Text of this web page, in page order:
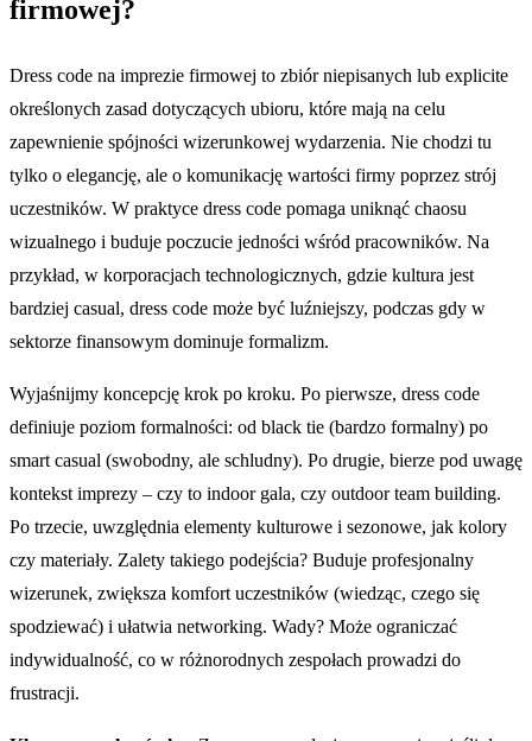
firmowej?
Dress code na imprezie firmowej to zbiór niepisanych lub explicite
określonych zasad dotyczących ubioru, które mają na celu
zapewnienie spójności wizerunkowej wydarzenia. Nie chodzi tu
tylko o elegancję, ale o komunikację wartości firmy poprzez strój
uczestników. W praktyce dress code pomaga uniknąć chaosu
wizualnego i buduje poczucie jedności wśród pracowników. Na
przykład, w korporacjach technologicznych, gdzie kultura jest
bardziej casual, dress code może być luźniejszy, podczas gdy w
sektorze finansowym dominuje formalizm.
Wyjaśnijmy koncepcję krok po kroku. Po pierwsze, dress code
definiuje poziom formalności: od black tie (bardzo formalny) po
smart casual (swobodny, ale schludny). Po drugie, bierze pod uwagę
kontekst imprezy – czy to indoor gala, czy outdoor team building.
Po trzecie, uwzględnia elementy kulturowe i sezonowe, jak kolory
czy materiały. Zalety takiego podejścia? Buduje profesjonalny
wizerunek, zwiększa komfort uczestników (wiedząc, czego się
spodziewać) i ułatwia networking. Wady? Może ograniczać
indywidualność, co w różnorodnych zespołach prowadzi do
frustracji.